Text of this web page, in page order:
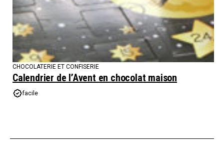
CHOCOLATERIE ET CONFISERIE
Calendrier de l’Avent en chocolat maison
facile